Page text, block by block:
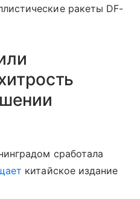
ракеты DF-
сработала
китайское издание